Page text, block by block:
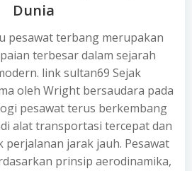
Dunia
pesawat terbang merupakan
terbesar dalam sejarah
link sultan69 Sejak
oleh Wright bersaudara pada
pesawat terus berkembang
alat transportasi tercepat dan
jarak jauh. Pesawat
prinsip aerodinamika,